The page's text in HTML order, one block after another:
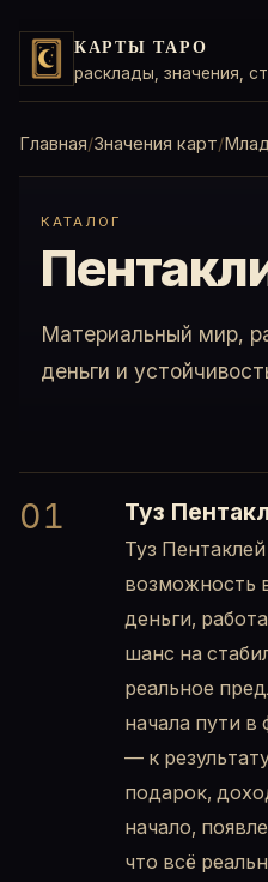
КАРТЫ ТАРО
расклады, значения,
Главная Значения карт
КАТАЛОГ
Материальный мир,
деньги и
01 Туз
Туз
возможность
деньги,
шанс на
реальное
начала пути
— к
подарок,
начало,
что всё